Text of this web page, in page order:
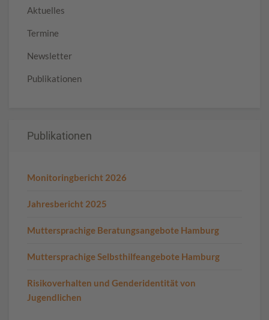
Aktuelles
Termine
Newsletter
Publikationen
Publikationen
Monitoringbericht 2026
Jahresbericht 2025
Muttersprachige Beratungsangebote Hamburg
Muttersprachige Selbsthilfeangebote Hamburg
Risikoverhalten und Genderidentität von
Jugendlichen